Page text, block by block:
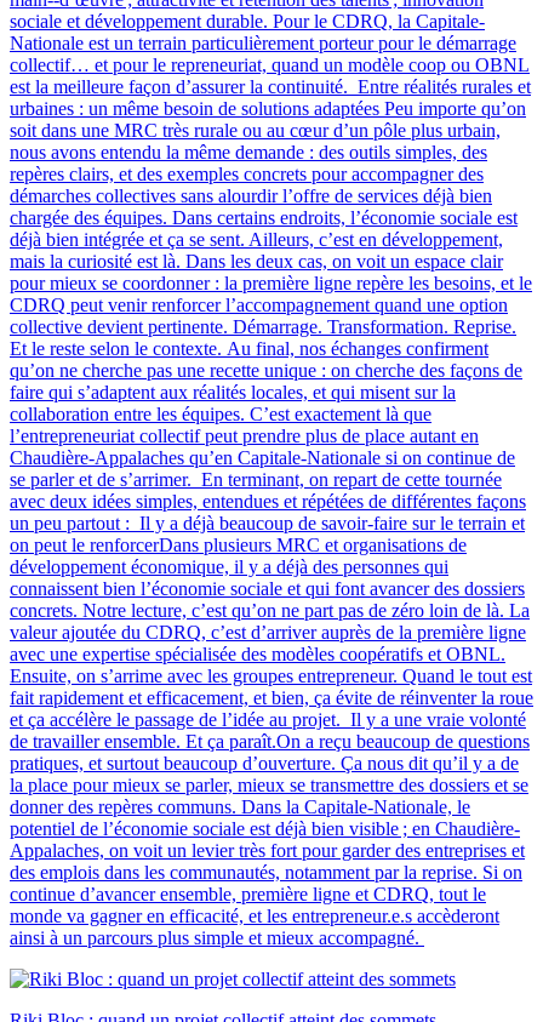
sociale et développement durable. Pour le CDRQ, la Capitale-
Nationale est un terrain particulièrement porteur pour le démarrage
collectif… et pour le repreneuriat, quand un modèle coop ou OBNL
est la meilleure façon d’assurer la continuité. Entre réalités rurales et
urbaines : un même besoin de solutions adaptées Peu importe qu’on
soit dans une MRC très rurale ou au cœur d’un pôle plus urbain,
nous avons entendu la même demande : des outils simples, des
repères clairs, et des exemples concrets pour accompagner des
démarches collectives sans alourdir l’offre de services déjà bien
chargée des équipes. Dans certains endroits, l’économie sociale est
déjà bien intégrée et ça se sent. Ailleurs, c’est en développement,
mais la curiosité est là. Dans les deux cas, on voit un espace clair
pour mieux se coordonner : la première ligne repère les besoins, et le
CDRQ peut venir renforcer l’accompagnement quand une option
collective devient pertinente. Démarrage. Transformation. Reprise.
Et le reste selon le contexte. Au final, nos échanges confirment
qu’on ne cherche pas une recette unique : on cherche des façons de
faire qui s’adaptent aux réalités locales, et qui misent sur la
collaboration entre les équipes. C’est exactement là que
l’entrepreneuriat collectif peut prendre plus de place autant en
Chaudière-Appalaches qu’en Capitale-Nationale si on continue de
se parler et de s’arrimer. En terminant, on repart de cette tournée
avec deux idées simples, entendues et répétées de différentes façons
un peu partout : Il y a déjà beaucoup de savoir-faire sur le terrain et
on peut le renforcerDans plusieurs MRC et organisations de
développement économique, il y a déjà des personnes qui
connaissent bien l’économie sociale et qui font avancer des dossiers
concrets. Notre lecture, c’est qu’on ne part pas de zéro loin de là. La
valeur ajoutée du CDRQ, c’est d’arriver auprès de la première ligne
avec une expertise spécialisée des modèles coopératifs et OBNL.
Ensuite, on s’arrime avec les groupes entrepreneur. Quand le tout est
fait rapidement et efficacement, et bien, ça évite de réinventer la roue
et ça accélère le passage de l’idée au projet. Il y a une vraie volonté
de travailler ensemble. Et ça paraît.On a reçu beaucoup de questions
pratiques, et surtout beaucoup d’ouverture. Ça nous dit qu’il y a de
la place pour mieux se parler, mieux se transmettre des dossiers et se
donner des repères communs. Dans la Capitale-Nationale, le
potentiel de l’économie sociale est déjà bien visible ; en Chaudière-
Appalaches, on voit un levier très fort pour garder des entreprises et
des emplois dans les communautés, notamment par la reprise. Si on
continue d’avancer ensemble, première ligne et CDRQ, tout le
monde va gagner en efficacité, et les entrepreneur.e.s accèderont
ainsi à un parcours plus simple et mieux accompagné.